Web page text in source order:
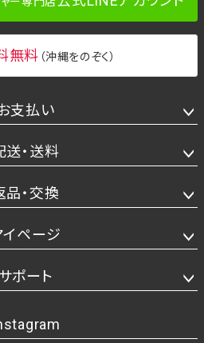
無料 （沖縄をのぞく）
支払い
送・送料
品・交換
イページ
サポート